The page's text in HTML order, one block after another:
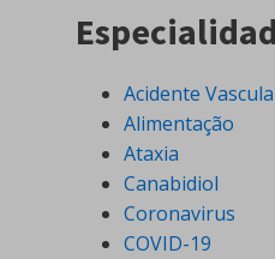
Acidente
Alimentação
Ataxia
Canabidiol
Coronavirus
COVID-19